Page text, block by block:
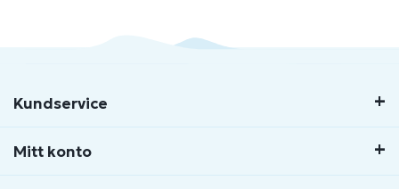
Kundservice
Mitt konto